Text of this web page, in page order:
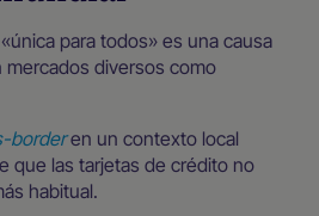
para todos» es una causa
diversos como
borderen un contexto local
que las tarjetas de crédito no
habitual.